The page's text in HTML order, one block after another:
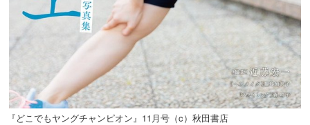
『どこでもヤングチャンピオン』11月号（c）秋田書店